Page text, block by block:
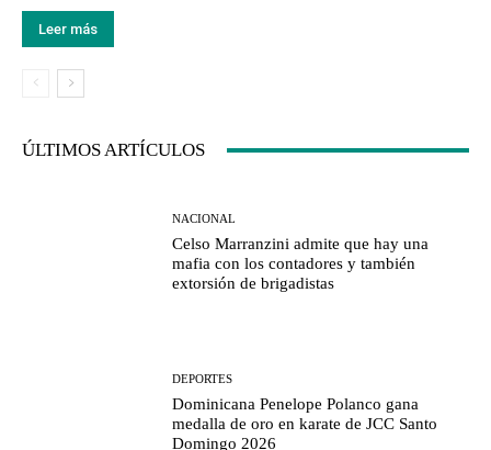
Leer más
ÚLTIMOS ARTÍCULOS
NACIONAL
Celso Marranzini admite que hay una
mafia con los contadores y también
extorsión de brigadistas
DEPORTES
Dominicana Penelope Polanco gana
medalla de oro en karate de JCC Santo
Domingo 2026